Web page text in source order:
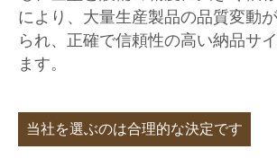
により、大量生産製品の品質変動
られ、正確で信頼性の高い納品サ
ます。
当社を選ぶのは合理的な決定です